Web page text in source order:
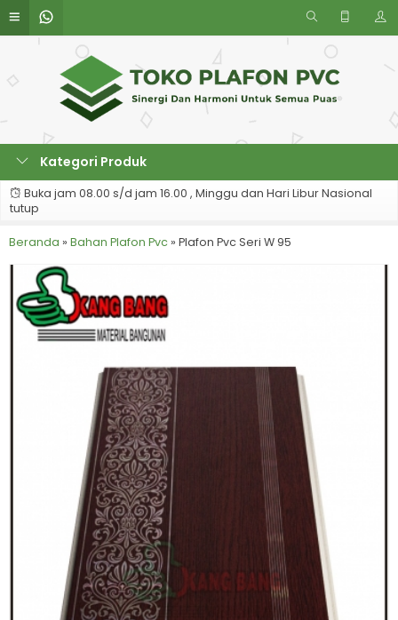
Kategori Produk
Buka jam 08.00 s/d jam 16.00 , Minggu dan Hari Libur Nasional
tutup
Beranda » Bahan Plafon Pvc » Plafon Pvc Seri W 95